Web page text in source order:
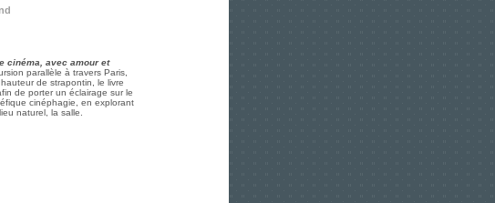
cinéma, avec amour et
parallèle à travers Paris,
de strapontin, le livre
de porter un éclairage sur le
cinéphagie, en explorant
naturel, la salle.